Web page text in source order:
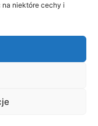
niektóre cechy i